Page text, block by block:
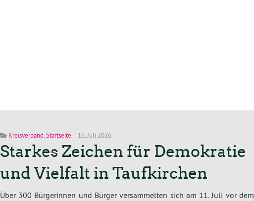
Kreisverband Startseite 16. Juli 2026
Starkes Zeichen für Demokratie
und Vielfalt in Taufkirchen
Über 300 Bür­ge­rin­nen und Bürger ver­sam­mel­ten sich am 11. Juli vor dem